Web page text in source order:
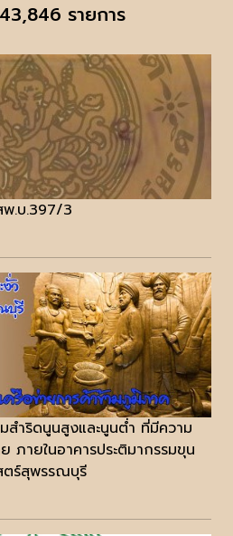
รายการ
.บ.397/3
สำริดนูนสูงและนูนต่ำ ที่มีความ
ภายในอาคารประติมากรรมขุน
ตร์สุพรรณบุรี